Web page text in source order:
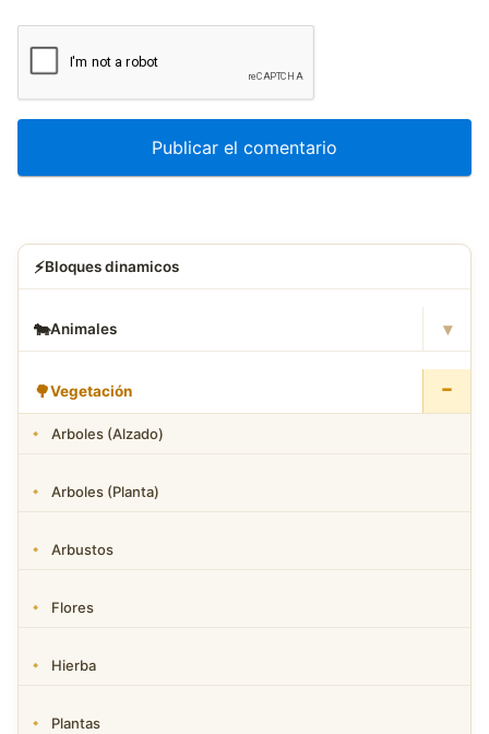
⚡Bloques dinamicos
🐄Animales ▾
🌳Vegetación −
Arboles (Alzado)
Arboles (Planta)
Arbustos
Flores
Hierba
Plantas